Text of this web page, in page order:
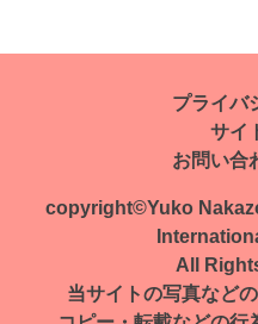
稿
ゲ
シ
プライバ
サイ
お問い合
copyright©Yuko
All
当サイトの写真など